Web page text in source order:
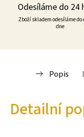
Odesíláme do 24
Zboží skladem odesíláme do
dne
Popis
Detailní